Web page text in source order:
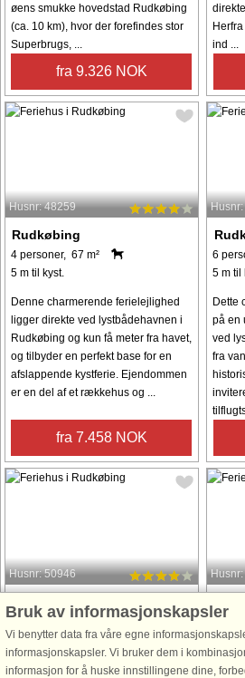
øens smukke hovedstad Rudkøbing
(ca. 10 km), hvor der forefindes stor
Superbrugs, ...
fra 9.326 NOK
ind ...
Husnr: 48259
Rudkøbing
4 personer, 67 m²
5 m til kyst.
Denne charmerende ferielejlighed
ligger direkte ved lystbådehavnen i
Rudkøbing og kun få meter fra havet,
og tilbyder en perfekt base for en
afslappende kystferie. Ejendommen
er en del af et rækkehus og ...
fra 7.458 NOK
6
5 m til
Dette
på en
ved
fra
Husnr: 50946
Rudkøbing
Dette charmerende byhus er smukt
renoveret og ideelt beliggende i
5 m til
Bruk av informasjonskapsler
Vi benytter data fra våre egne
informasjonskapsler. Vi bruker dem i
informasjon for å huske innstillingene dine,